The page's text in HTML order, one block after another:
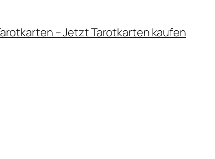
– Jetzt Tarotkarten kaufen